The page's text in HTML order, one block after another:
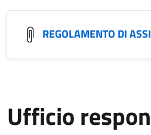
REGOLAMENTO DI
Ufficio